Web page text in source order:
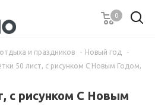
0
и праздников - Новый год
-
50 лист, с рисунком С Новым Годом,
с рисунком С Новым